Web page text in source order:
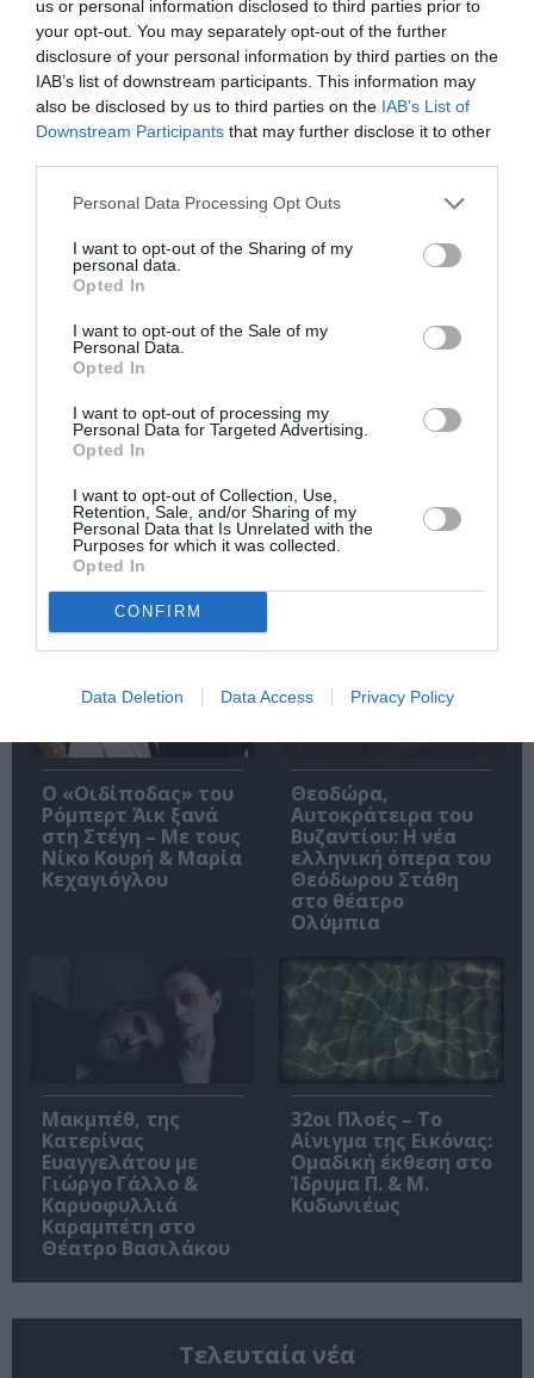
us or personal information disclosed to third parties prior to
your opt-out. You may separately opt-out of the further
disclosure of your personal information by third parties on the
IAB’s list of downstream participants. This information may
also be disclosed by us to third parties on the IAB’s List of
Downstream Participants that may further disclose it to other
Personal Data Processing Opt Outs
I want to opt-out of the Sharing of my
personal data.
Opted In
I want to opt-out of the Sale of my
Personal Data.
Opted In
I want to opt-out of processing my
Personal Data for Targeted Advertising.
Opted In
I want to opt-out of Collection, Use,
Retention, Sale, and/or Sharing of my
Personal Data that Is Unrelated with the
Purposes for which it was collected.
Opted In
CONFIRM
Data Deletion Data Access Privacy Policy
Δείτε όλα τατελευταία νέαγια την Τέχνη και τον
Πολιτισμό στοCulturenow.gr
Νέοι Διαγωνισμοί❯
Newsletter
Κάθε βδομάδα στο e-mail σας τα τελευταία νέα για
την Τέχνη και τον Πολιτισμό!
Ακολουθήστε το Culturenow.gr
Δημοφιλή Άρθρα
O «Οιδίποδας» του
Ρόμπερτ Άικ ξανά
στη Στέγη – Με τους
Νίκο Κουρή & Μαρία
Κεχαγιόγλου
Θεοδώρα,
Αυτοκράτειρα του
Βυζαντίου: Η νέα
ελληνική όπερα του
Θεόδωρου Στάθη
στο θέατρο
Ολύμπια
Μακμπέθ, της
Κατερίνας
Ευαγγελάτου με
Γιώργο Γάλλο &
Καρυοφυλλιά
Καραμπέτη στο
Θέατρο Βασιλάκου
32οι Πλοές – Το
Αίνιγμα της Εικόνας:
Ομαδική έκθεση στο
Ίδρυμα Π. & Μ.
Κυδωνιέως
Τελευταία νέα